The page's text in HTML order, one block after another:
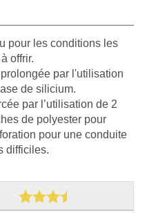
pour les conditions les
offrir.
par l'utilisation
de silicium.
par l’utilisation de 2
de polyester pour
pour une conduite
difficiles.